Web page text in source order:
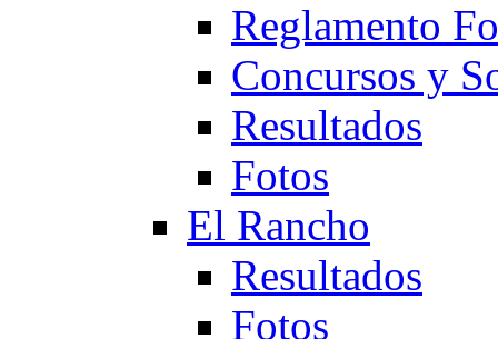
Reglamento
Concursos y
Resultados
Fotos
El Rancho
Resultados
Fotos